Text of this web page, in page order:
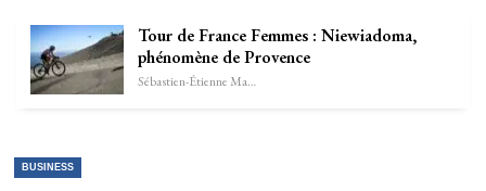
Tour de France Femmes : Niewiadoma,
phénomène de Provence
Sébastien-Étienne Marechal
BUSINESS